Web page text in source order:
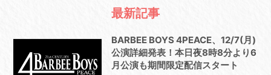
最新記事
BARBEE BOYS 4PEACE、12/7(月)
公演詳細発表！本日夜8時8分より6
月公演も期間限定配信スタート